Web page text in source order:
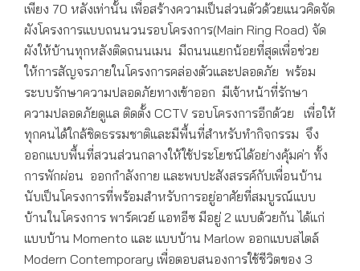
เพียง 70 หลังเท่านั้น เพื่อสร้างความเป็นส่วนตัวด้วยแนวคิดจัด
ผังโครงการแบบถนนวนรอบโครงการ(Main Ring Road) จัด
ผังให้บ้านทุกหลังติดถนนเมน มีถนนแยกน้อยที่สุดเพื่อช่วย
ให้การสัญจรภายในโครงการคล่องตัวและปลอดภัย พร้อม
ระบบรักษาความปลอดภัยทางเข้าออก มีเจ้าหน้าที่รักษา
ความปลอดภัยดูแล ติดตั้ง CCTV รอบโครงการอีกด้วย เพื่อให้
ทุกคนได้ใกล้ชิดธรรมชาติและมีพื้นที่สำหรับทำกิจกรรม จึง
ออกแบบพื้นที่สวนส่วนกลางให้ใช้ประโยชน์ได้อย่างคุ้มค่า ทั้ง
การพักผ่อน ออกกำลังกาย และพบปะสังสรรค์กับเพื่อนบ้าน
นับเป็นโครงการที่พร้อมสำหรับการอยู่อาศัยที่สมบูรณ์แบบ
บ้านในโครงการ พาร์คเวย์ แอทอีซ มีอยู่ 2 แบบด้วยกัน ได้แก่
แบบบ้าน Momento และ แบบบ้าน Marlow ออกแบบสไตล์
Modern Contemporary เพื่อตอบสนองการใช้ชีวิตของ 3